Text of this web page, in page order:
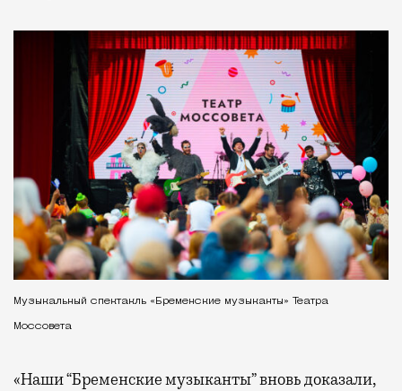
Музыкальный спектакль «Бременские музыканты» Театра
Моссовета
«Наши “Бременские музыканты” вновь доказали,